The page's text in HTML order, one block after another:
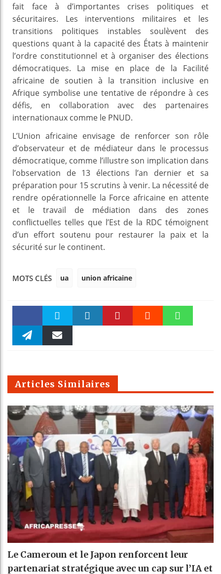
fait face à d’importantes crises politiques et
sécuritaires. Les interventions militaires et les
transitions politiques instables soulèvent des
questions quant à la capacité des États à maintenir
l’ordre constitutionnel et à organiser des élections
démocratiques. La mise en place de la Facilité
africaine de soutien à la transition inclusive en
Afrique symbolise une tentative de répondre à ces
défis, en collaboration avec des partenaires
internationaux comme le PNUD.
L’Union africaine envisage de renforcer son rôle
d’observateur et de médiateur dans le processus
démocratique, comme l’illustre son implication dans
l’observation de 13 élections l’an dernier et sa
préparation pour 15 scrutins à venir. La nécessité de
rendre opérationnelle la Force africaine en attente
et le travail de médiation dans des zones
conflictuelles telles que l’Est de la RDC témoignent
d’un effort soutenu pour restaurer la paix et la
sécurité sur le continent.
MOTS CLÉS ua union africaine
Faceboo Twitter
m
Articles Similaires
Le Cameroun et le Japon renforcent leur
partenariat stratégique avec un cap sur l’IA et